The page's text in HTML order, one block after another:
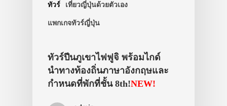
ทัวร์ เที่ยวญี่ปุ่นด้วยตัวเอง
แพกเกจทัวร์ญี่ปุ่น
ทัวร์ปีนภูเขาไฟฟูจิ พร้อมไกด์
นำทางท้องถิ่นภาษาอังกฤษและ
กำหนดที่พักที่ชั้น 8th!NEW!